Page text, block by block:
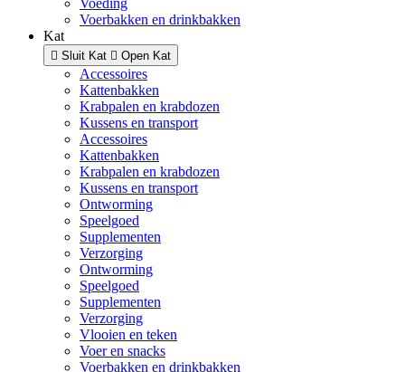
Voeding
Voerbakken en drinkbakken
Kat
Sluit Kat Open Kat
Accessoires
Kattenbakken
Krabpalen en krabdozen
Kussens en transport
Accessoires
Kattenbakken
Krabpalen en krabdozen
Kussens en transport
Ontworming
Speelgoed
Supplementen
Verzorging
Ontworming
Speelgoed
Supplementen
Verzorging
Vlooien en teken
Voer en snacks
Voerbakken en drinkbakken